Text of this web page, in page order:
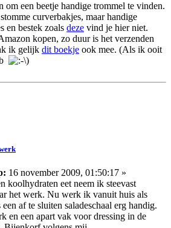
om een beetje handige trommel te vinden.
curverbakjes, maar handige
en bestek zoals deze vind je hier niet.
kopen, zo duur is het verzenden
ik gelijk dit boekje ook mee. (Als ik ooit
)
16 november 2009, 01:50:17 »
koolhydraten eet neem ik steevast
het werk. Nu werk ik vanuit huis als
af te sluiten saladeschaal erg handig.
en een apart vak voor dressing in de